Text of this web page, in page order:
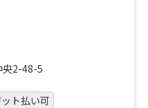
2-48-5
ト払い可